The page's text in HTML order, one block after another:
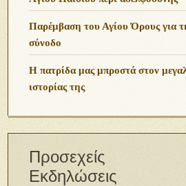
Παρέμβαση του Αγίου Όρους για
σύνοδο
Η πατρίδα μας μπροστά στον
ιστορίας της
Προσεχείς
Εκδηλώσεις